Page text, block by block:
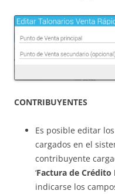
CONTRIBUYENTES
Es posible editar
cargados en el
contribuyente
‘Factura de Crédito
indicarse los